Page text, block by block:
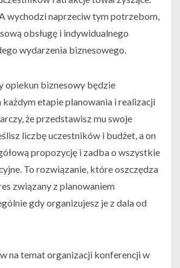
wychodzi naprzeciw tym potrzebom,
obsługę i indywidualnego
wydarzenia biznesowego.
opiekun biznesowy będzie
każdym etapie planowania i realizacji
że przedstawisz mu swoje
liczbę uczestników i budżet, a on
propozycję i zadba o wszystkie
To rozwiązanie, które oszczędza
związany z planowaniem
gdy organizujesz je z dala od
na temat organizacji konferencji w